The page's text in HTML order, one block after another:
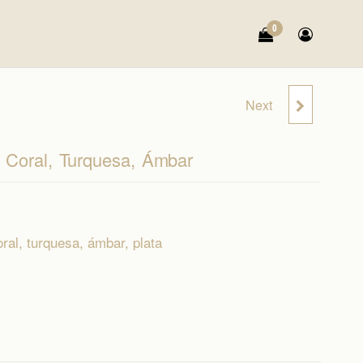
0
COLLAR: ÁGATA,Next
Turquesa, Ámbar
turquesa, ámbar, plata